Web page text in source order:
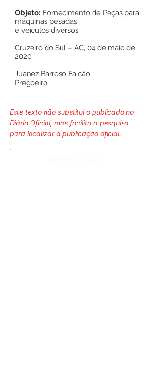
Objeto: Fornecimento de Peças para
máquinas pesadas
e veículos diversos.
Cruzeiro do Sul – AC, 04 de maio de
2020.
Juanez Barroso Falcão
Pregoeiro
Este texto não substitui o publicado no
Diário Oficial, mas facilita a pesquisa
para localizar a publicação oficial.